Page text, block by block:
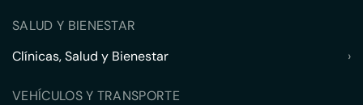
SALUD Y BIENESTAR
Clínicas, Salud y Bienestar
›
VEHÍCULOS Y TRANSPORTE